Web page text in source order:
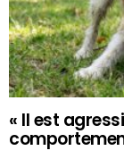
« Il est